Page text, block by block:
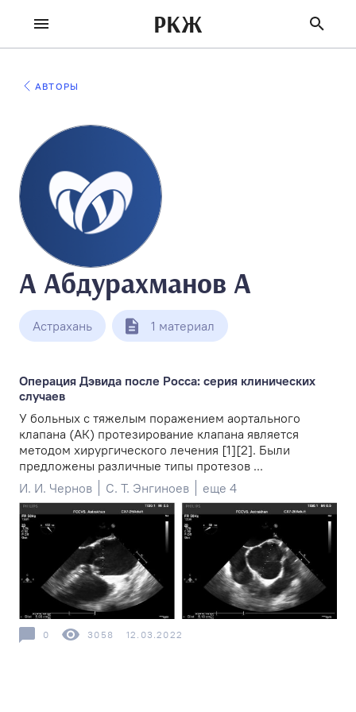
РКЖ
АВТОРЫ
А Абдурахманов А
Астрахань 1 материал
Операция Дэвида после Росса: серия клинических
случаев
У больных с тяжелым поражением аортального
клапана (АК) протезирование клапана является
методом хирургического лечения [1][2]. Были
предложены различные типы протезов ...
И. И. Чернов
С. Т. Энгиноев еще 4
0 3058 12.03.2022